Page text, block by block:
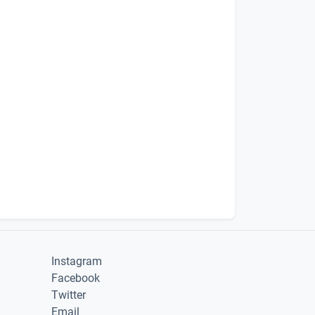
Instagram
Facebook
Twitter
Email